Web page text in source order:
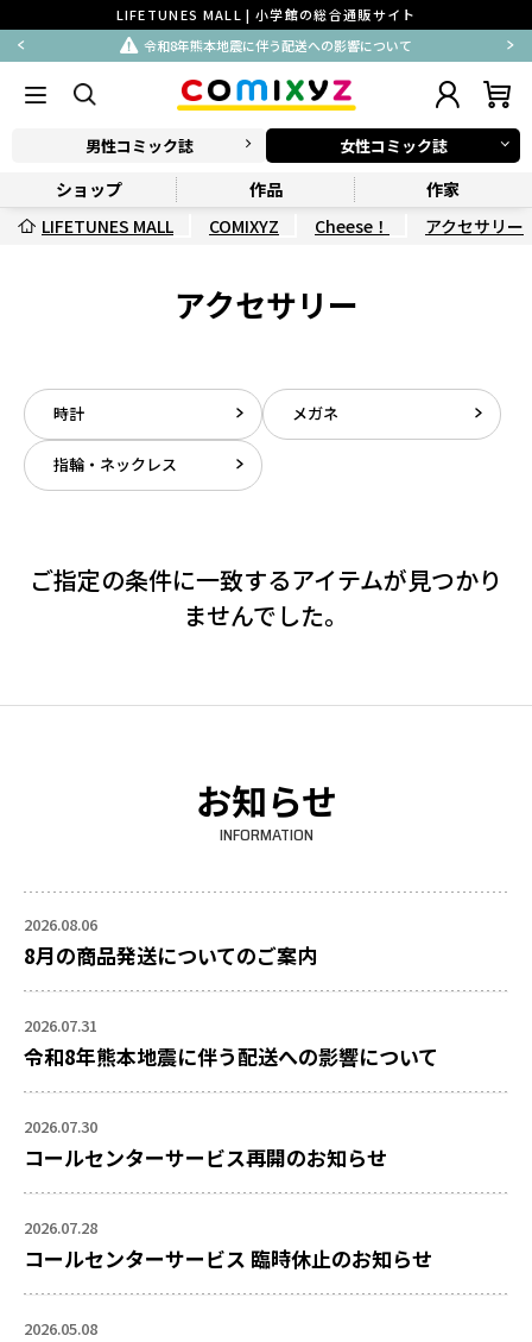
LIFETUNES MALL | 小学館の総合通販サイト
令和8年熊本地震に伴う配送への影響について
男性コミック誌 女性コミック誌
ショップ 作品
作家
LIFETUNES MALL
COMIXYZ Cheese！ アクセサリー
アクセサリー
時計 メガネ
指輪・ネックレス
ご指定の条件に一致するアイテムが見つかり
ませんでした。
お知らせ
INFORMATION
2026.08.06
8月の商品発送についてのご案内
2026.07.31
令和8年熊本地震に伴う配送への影響について
2026.07.30
コールセンターサービス再開のお知らせ
2026.07.28
コールセンターサービス 臨時休止のお知らせ
2026.05.08